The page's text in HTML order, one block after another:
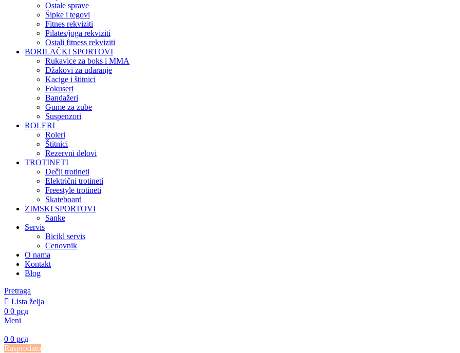
Ostale sprave
Šipke i tegovi
Fitnes rekviziti
Pilates/joga rekviziti
Ostali fitness rekviziti
BORILAČKI SPORTOVI
Rukavice za boks i MMA
Džakovi za udaranje
Kacige i štitnici
Fokuseri
Bandažeri
Gume za zube
Suspenzori
ROLERI
Roleri
Štitnici
Rezervni delovi
TROTINETI
Dečji trotineti
Električni trotineti
Freestyle trotineti
Skateboard
ZIMSKI SPORTOVI
Sanke
Servis
Bicikl servis
Cenovnik
O nama
Kontakt
Blog
Pretraga
Lista želja
0 0 рсд
Meni
0 0 рсд
Rasprodato